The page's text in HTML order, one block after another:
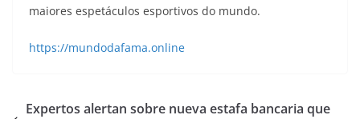
maiores espetáculos esportivos do mundo.
https://mundodafama.online
Expertos alertan sobre nueva estafa bancaria que